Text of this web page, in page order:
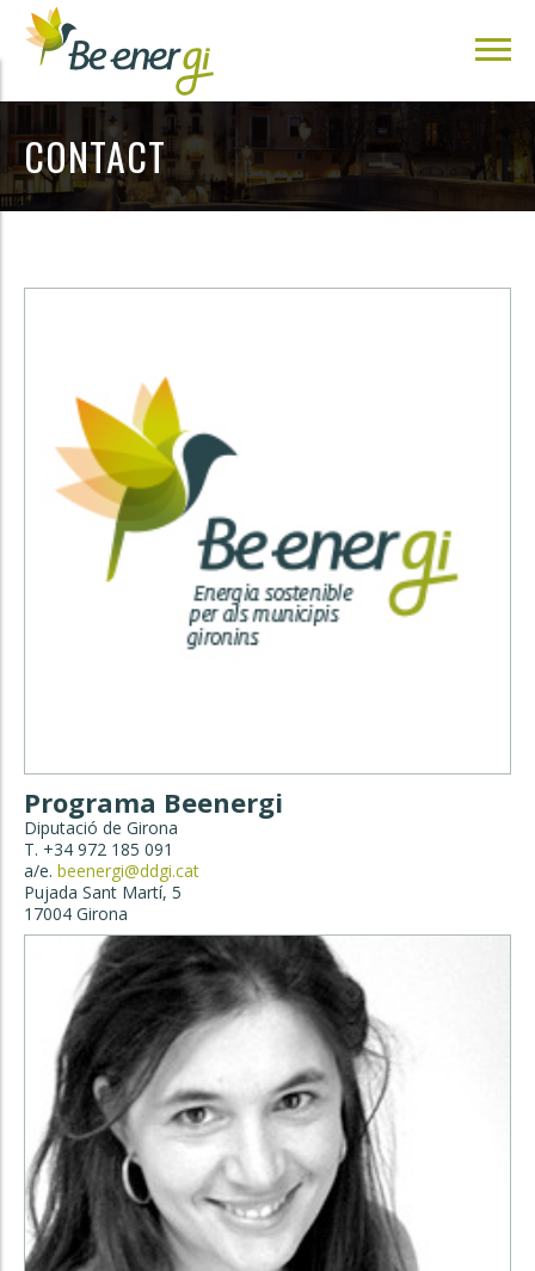
CONTACT
Programa Beenergi
Diputació de Girona
T. +34 972 185 091
a/e. beenergi@ddgi.cat
Pujada Sant Martí, 5
17004 Girona